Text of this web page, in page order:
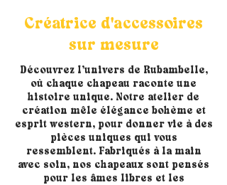
Créatrice d'accessoires
sur mesure
Découvrez l’univers de Rubambelle,
où chaque chapeau raconte une
histoire unique. Notre atelier de
création mêle élégance bohème et
esprit western, pour donner vie à des
pièces uniques qui vous
ressemblent. Fabriqués à la main
avec soin, nos chapeaux sont pensés
pour les âmes libres et les